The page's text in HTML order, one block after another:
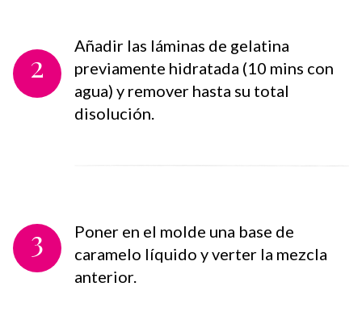
2
Añadir las láminas de gelatina
previamente hidratada (10 mins con
agua) y remover hasta su total
disolución.
3
Poner en el molde una base de
caramelo líquido y verter la mezcla
anterior.